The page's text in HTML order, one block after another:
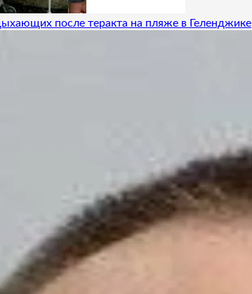
после теракта на пляже в Геленджике